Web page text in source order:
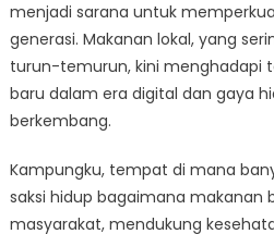
menjadi sarana untuk
generasi. Makanan lokal, yang
turun-temurun, kini menghadapi
baru dalam era digital dan gaya
berkembang.
Kampungku, tempat di mana
saksi hidup bagaimana makanan
masyarakat, mendukung